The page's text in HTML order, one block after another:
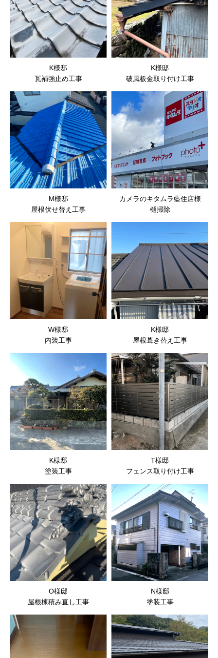
K様邸
瓦補強止め工事
K様邸
破風板金取り付け工事
M様邸
屋根伏せ替え工事
カメラのキタムラ藍住店様
樋掃除
W様邸
内装工事
K様邸
屋根葺き替え工事
K様邸
塗装工事
T様邸
フェンス取り付け工事
O様邸
屋根棟積み直し工事
N様邸
塗装工事